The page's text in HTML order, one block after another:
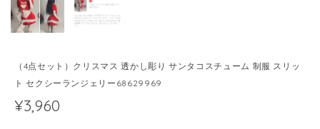
（4点セット）クリスマス 透かし彫り サンタコスチューム 制服 スリッ
ト セクシーランジェリー68629969
¥3,960